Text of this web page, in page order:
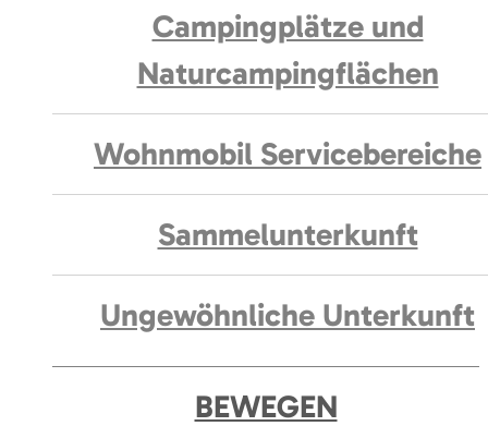
Campingplätze und
Naturcampingflächen
Wohnmobil Servicebereiche
Sammelunterkunft
Ungewöhnliche Unterkunft
BEWEGEN